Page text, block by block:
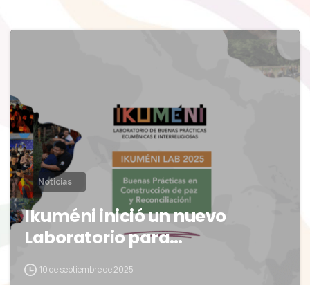
0
Noticias
Ikuméni inició un nuevo
Laboratorio para…
10 de septiembre de 2025